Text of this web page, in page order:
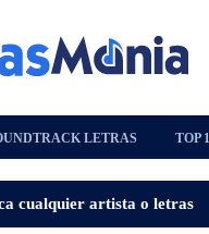
LETRAS TOP